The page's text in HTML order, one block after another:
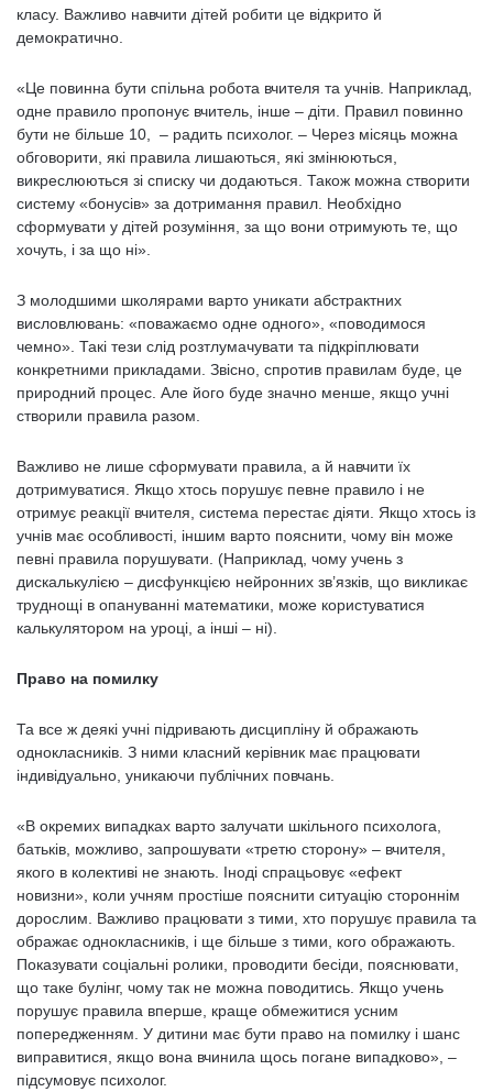
класу. Важливо навчити дітей робити це відкрито й
демократично.
«Це повинна бути спільна робота вчителя та учнів. Наприклад,
одне правило пропонує вчитель, інше – діти. Правил повинно
бути не більше 10, – радить психолог. – Через місяць можна
обговорити, які правила лишаються, які змінюються,
викреслюються зі списку чи додаються. Також можна створити
систему «бонусів» за дотримання правил. Необхідно
сформувати у дітей розуміння, за що вони отримують те, що
хочуть, і за що ні».
З молодшими школярами варто уникати абстрактних
висловлювань: «поважаємо одне одного», «поводимося
чемно». Такі тези слід розтлумачувати та підкріплювати
конкретними прикладами. Звісно, спротив правилам буде, це
природний процес. Але його буде значно менше, якщо учні
створили правила разом.
Важливо не лише сформувати правила, а й навчити їх
дотримуватися. Якщо хтось порушує певне правило і не
отримує реакції вчителя, система перестає діяти. Якщо хтось із
учнів має особливості, іншим варто пояснити, чому він може
певні правила порушувати. (Наприклад, чому учень з
дискалькулією – дисфункцією нейронних зв’язків, що викликає
труднощі в опануванні математики, може користуватися
калькулятором на уроці, а інші – ні).
Право на помилку
Та все ж деякі учні підривають дисципліну й ображають
однокласників. З ними класний керівник має працювати
індивідуально, уникаючи публічних повчань.
«В окремих випадках варто залучати шкільного психолога,
батьків, можливо, запрошувати «третю сторону» – вчителя,
якого в колективі не знають. Іноді спрацьовує «ефект
новизни», коли учням простіше пояснити ситуацію стороннім
дорослим. Важливо працювати з тими, хто порушує правила та
ображає однокласників, і ще більше з тими, кого ображають.
Показувати соціальні ролики, проводити бесіди, пояснювати,
що таке булінг, чому так не можна поводитись. Якщо учень
порушує правила вперше, краще обмежитися усним
попередженням. У дитини має бути право на помилку і шанс
виправитися, якщо вона вчинила щось погане випадково», –
підсумовує психолог.